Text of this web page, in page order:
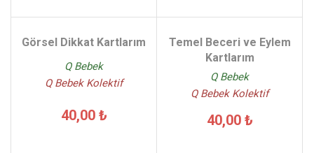
Görsel Dikkat Kartlarım
Q Bebek
Q Bebek Kolektif
40,00 ₺
Temel Beceri ve Eylem
Kartlarım
Q Bebek
Q Bebek Kolektif
40,00 ₺